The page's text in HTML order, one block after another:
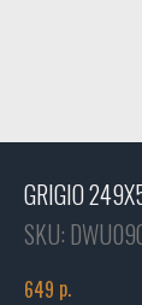
GRIGIO
SKU:
649 р.